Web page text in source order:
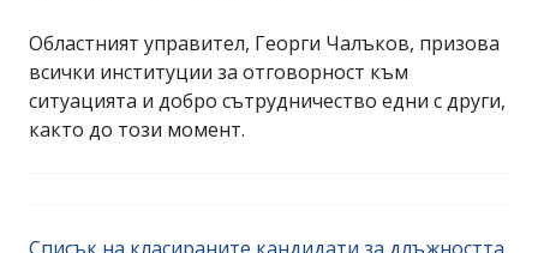
Областният управител, Георги Чалъков, призова
всички институции за отговорност към
ситуацията и добро сътрудничество едни с други,
както до този момент.